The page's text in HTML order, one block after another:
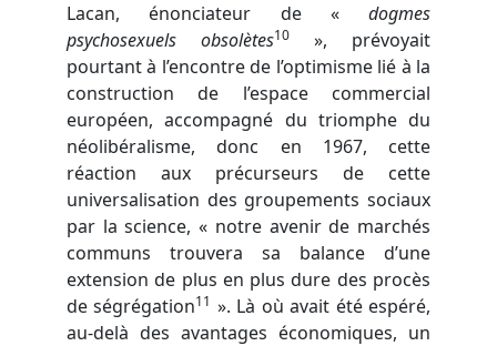
Lacan, énonciateur de « dogmes
psychosexuels obsolètes10
», prévoyait
pourtant à l’encontre de l’optimisme lié à la
construction de l’espace commercial
européen, accompagné du triomphe du
néolibéralisme, donc en 1967, cette
réaction aux précurseurs de cette
universalisation des groupements sociaux
par la science, « notre avenir de marchés
communs trouvera sa balance d’une
extension de plus en plus dure des procès
de ségrégation11 ». Là où avait été espéré,
au-delà des avantages économiques, un